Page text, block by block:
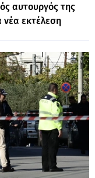
αυτουργός της
εκτέλεση